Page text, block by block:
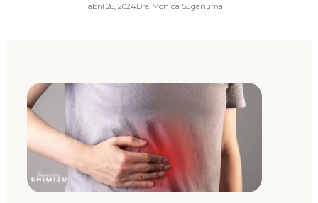
abril 26, 2024Dra. Monica Suganuma